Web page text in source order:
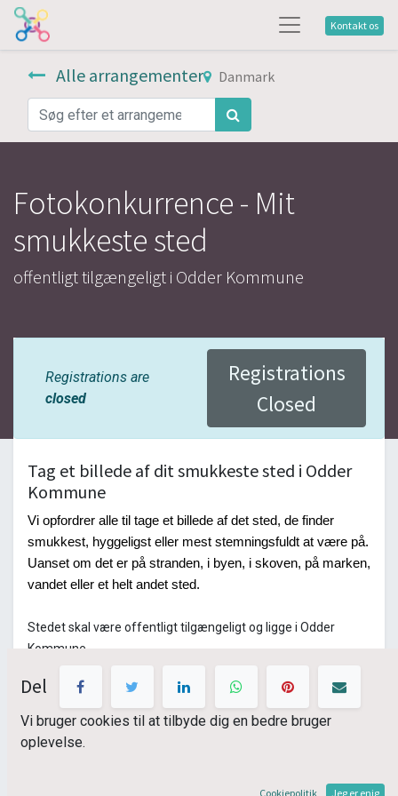
Kontakt os
Alle arrangementer Danmark
Fotokonkurrence - Mit
smukkeste sted
offentligt tilgængeligt i Odder Kommune
Registrations are
closed
Registrations
Closed
Tag et billede af dit smukkeste sted i Odder
Kommune
Vi opfordrer alle til tage et billede af det sted, de finder
smukkest, hyggeligst eller mest stemningsfuldt at være på.
Uanset om det er på stranden, i byen, i skoven, på marken,
vandet eller et helt andet sted.
Stedet skal være offentligt tilgængeligt og ligge i Odder
Kommune.
Del
Vi bruger cookies til at tilbyde dig en bedre bruger
oplevelse.
Cookiepolitik Jeg er enig